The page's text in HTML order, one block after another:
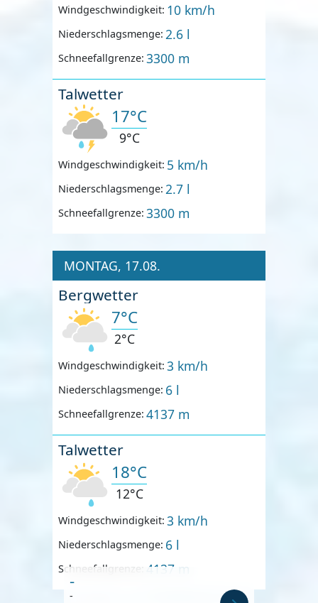
Windgeschwindigkeit: 10 km/h
Niederschlagsmenge: 2.6 l
Schneefallgrenze: 3300 m
Talwetter
17°C
9°C
Windgeschwindigkeit: 5 km/h
Niederschlagsmenge: 2.7 l
Schneefallgrenze: 3300 m
MONTAG, 17.08.
Bergwetter
7°C
2°C
Windgeschwindigkeit: 3 km/h
Niederschlagsmenge: 6 l
Schneefallgrenze: 4137 m
Talwetter
18°C
12°C
Windgeschwindigkeit: 3 km/h
Niederschlagsmenge: 6 l
Schneefallgrenze: 4137 m
-
-